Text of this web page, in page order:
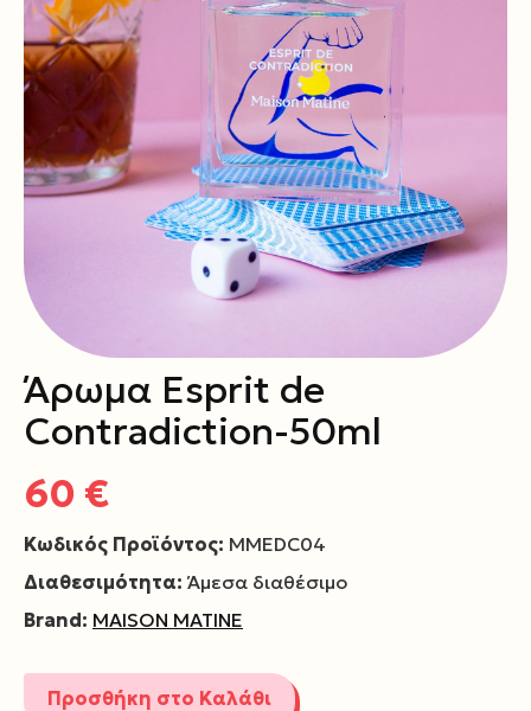
Άρωμα Esprit de
Contradiction-50ml
60 €
Κωδικός Προϊόντος: MMEDC04
Διαθεσιμότητα: Άμεσα διαθέσιμο
Brand: MAISON MATINE
Προσθήκη στο Καλάθι